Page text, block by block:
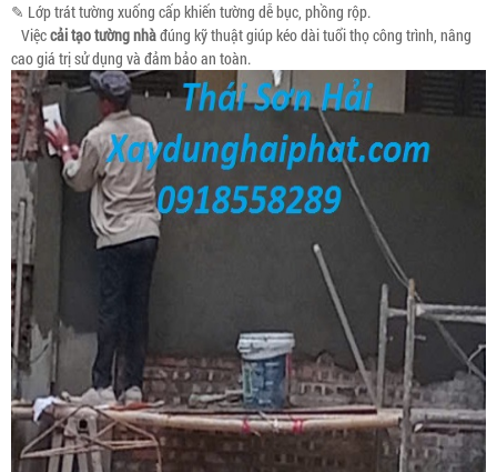
✎ Lớp trát tường xuống cấp khiến tường dễ bục, phồng rộp.
Việccải tạo tường nhàđúng kỹ thuật giúp kéo dài tuổi thọ công trình, nâng
cao giá trị sử dụng và đảm bảo an toàn.